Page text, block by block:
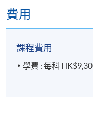
England and Wales
請者，並且對該申請
目的學位持有者均可
費用
課程費用
學費 : 每科